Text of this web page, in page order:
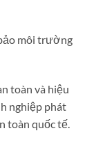
môi trường
toàn và hiệu
nghiệp phát
toàn quốc tế.